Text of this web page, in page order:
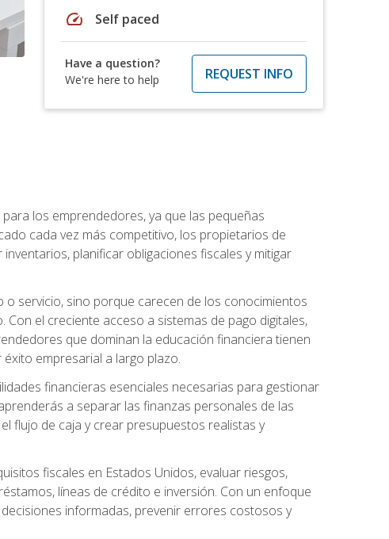
speed Self paced
Have a question?
We're here to help
REQUEST INFO
los emprendedores, ya que las pequeñas
cada vez más competitivo, los propietarios de
planificar obligaciones fiscales y mitigar
servicio, sino porque carecen de los conocimientos
el creciente acceso a sistemas de pago digitales,
que dominan la educación financiera tienen
empresarial a largo plazo.
financieras esenciales necesarias para gestionar
a separar las finanzas personales de las
flujo de caja y crear presupuestos realistas y
fiscales en Estados Unidos, evaluar riesgos,
líneas de crédito e inversión. Con un enfoque
informadas, prevenir errores costosos y